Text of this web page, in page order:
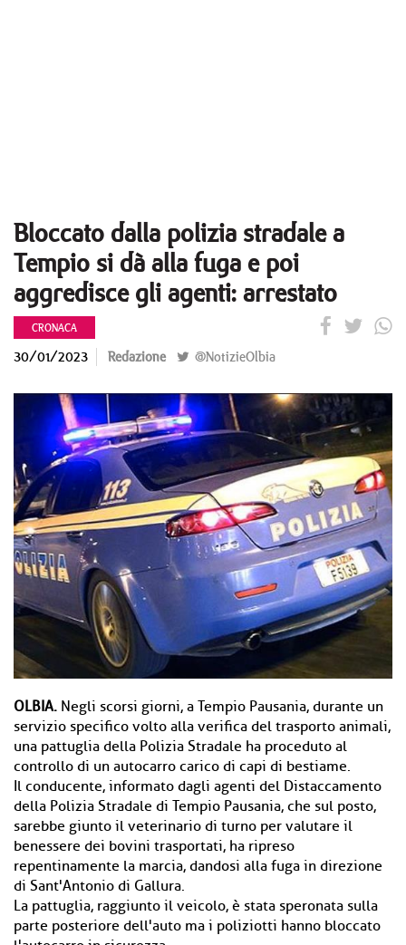
Bloccato dalla polizia stradale a
Tempio si dà alla fuga e poi
aggredisce gli agenti: arrestato
CRONACA
30/01/2023 Redazione @NotizieOlbia
OLBIA. Negli scorsi giorni, a Tempio Pausania, durante un
servizio specifico volto alla verifica del trasporto animali,
una pattuglia della Polizia Stradale ha proceduto al
controllo di un autocarro carico di capi di bestiame.
Il conducente, informato dagli agenti del Distaccamento
della Polizia Stradale di Tempio Pausania, che sul posto,
sarebbe giunto il veterinario di turno per valutare il
benessere dei bovini trasportati, ha ripreso
repentinamente la marcia, dandosi alla fuga in direzione
di Sant'Antonio di Gallura.
La pattuglia, raggiunto il veicolo, è stata speronata sulla
parte posteriore dell'auto ma i poliziotti hanno bloccato